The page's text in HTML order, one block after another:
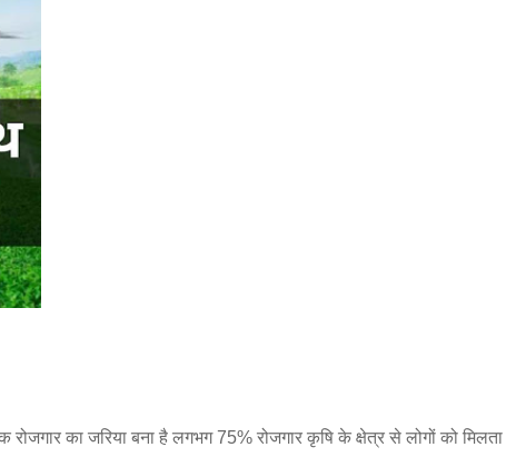
का जरिया बना है लगभग 75% रोजगार कृषि के क्षेत्र से लोगों को